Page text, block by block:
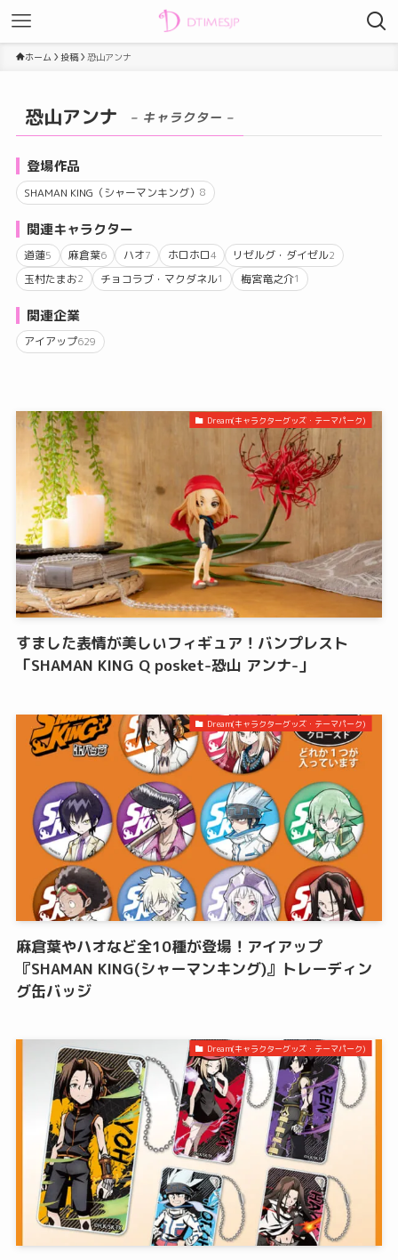
ホーム 投稿 恐山アンナ
恐山アンナ – キャラクター –
登場作品
SHAMAN KING（シャーマンキング）8
関連キャラクター
道蓮5 麻倉葉6 ハオ7 ホロホロ4 リゼルグ・ダイゼル2
玉村たまお2 チョコラブ・マクダネル1 梅宮竜之介1
関連企業
アイアップ629
Dream(キャラクターグッズ・テーマパーク)
すました表情が美しいフィギュア！バンプレスト
「SHAMAN KING Q posket-恐山 アンナ-」
Dream(キャラクターグッズ・テーマパーク)
麻倉葉やハオなど全10種が登場！アイアップ
『SHAMAN KING(シャーマンキング)』トレーディン
グ缶バッジ
Dream(キャラクターグッズ・テーマパーク)